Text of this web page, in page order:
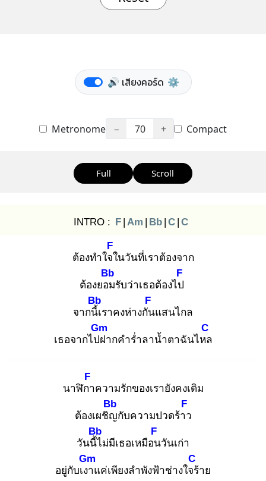
🔊 เสียงคอร์ด ⚙️
Metronome − 70 + Compact
Full Scroll
INTRO : F | Am | Bb | C | C
ต้องทำใจใ
F
นวันที่เราต้องจาก
ต้องยอม
Bb
รับว่าเธอต้องไป
F
จากนี้เ
Bb
ราคงห่างกัน
F
แสนไกล
เธอจากไปฝ
Gm
ากคำร่ำลาน้ำตาฉันไหล
C
นาฬิกา
F
ความรักของเรายังคงเดิม
ต้องเผชิญ
Bb
กับความปวดร้าว
F
วันนี้ไ
Bb
ม่มีเธอเหมือน
F
วันเก่า
อยู่กับเงา
Gm
แค่เพียงลำพังฟ้าช่างใจร้
C
าย